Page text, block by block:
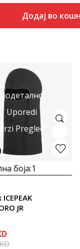
Додај во
Подетално
Uporedi
Brzi Pregled
боја:1
JR